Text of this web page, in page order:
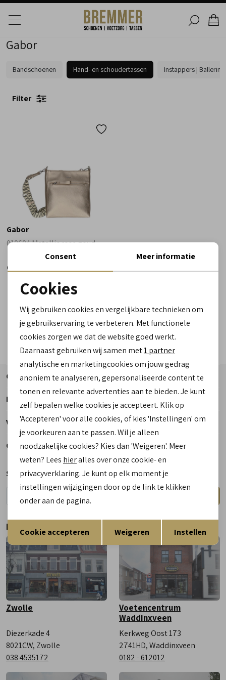
Gabor
Bandschoenen Hand- en schoudertassen Instappers |
Filter
Gabor
010604 Metallic rose goud
65,99
Contact
Telefoon
0182 - 612012
Informatie
Voetzorg
Openingstijden
Maandag
Dinsdag
Woensdag
Vrijdag
9:00 - 18:00
Zaterdag
9:00 - 17:00
Schrijf je nu in voor de nieuwsbrief
Bezoek onze winkels
Zwolle
Diezerkade 4
8021CW, Zwolle
038 4535172
Voetencentrum
Waddinxveen
Kerkweg Oost 173
2741HD, Waddinxveen
0182 - 612012
Noodzakelijke cookies
Analytische cookies
Marketing cookies
Terug Opslaan
Consent Meer informatie
Cookies
Wij gebruiken cookies en vergelijkbare technieken om
je gebruikservaring te verbeteren. Met functionele
cookies zorgen we dat de website goed werkt.
Daarnaast gebruiken wij samen met1 partner
analytische en marketingcookies om jouw gedrag
anoniem te analyseren, gepersonaliseerde content te
tonen en relevante advertenties aan te bieden. Je kunt
zelf bepalen welke cookies je accepteert. Klik op
'Accepteren' voor alle cookies, of kies 'Instellingen' om
je voorkeuren aan te passen. Wil je alleen
noodzakelijke cookies? Kies dan 'Weigeren'. Meer
weten? Lees hieralles over onze cookie- en
privacyverklaring. Je kunt op elk moment je
instellingen wijzigingen door op de link te klikken
onder aan de pagina.
Cookie accepteren Weigeren Instellen